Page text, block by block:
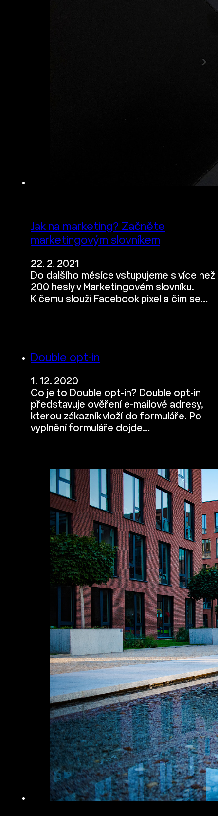
Jak na marketing? Začněte
marketingovým slovníkem
22. 2. 2021
Do dalšího měsíce vstupujeme s více než
200 hesly v Marketingovém slovníku.
K čemu slouží Facebook pixel a čím se…
Double opt-in
1. 12. 2020
Co je to Double opt-in? Double opt-in
představuje ověření e-mailové adresy,
kterou zákazník vloží do formuláře. Po
vyplnění formuláře dojde…